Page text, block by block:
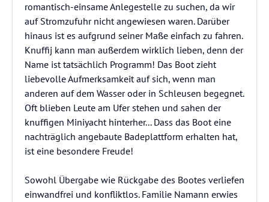
romantisch-einsame Anlegestelle zu suchen, da wir
auf Stromzufuhr nicht angewiesen waren. Darüber
hinaus ist es aufgrund seiner Maße einfach zu fahren.
Knuffij kann man außerdem wirklich lieben, denn der
Name ist tatsächlich Programm! Das Boot zieht
liebevolle Aufmerksamkeit auf sich, wenn man
anderen auf dem Wasser oder in Schleusen begegnet.
Oft blieben Leute am Ufer stehen und sahen der
knuffigen Miniyacht hinterher... Dass das Boot eine
nachträglich angebaute Badeplattform erhalten hat,
ist eine besondere Freude!
Sowohl Übergabe wie Rückgabe des Bootes verliefen
einwandfrei und konfliktlos. Familie Namann erwies